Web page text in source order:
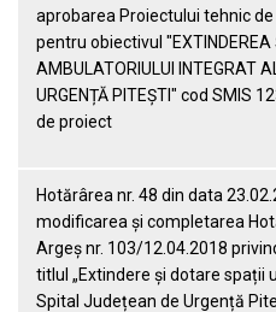
aprobarea Proiectului tehnic
pentru obiectivul "EXTINDEREA
AMBULATORIULUI INTEGRAT
URGENȚĂ PITEȘTI" cod SMIS
de proiect
Hotărârea nr. 48 din data
modificarea și completarea
Argeș nr. 103/12.04.2018
titlul „Extindere și dotare spații
Spital Județean de Urgență